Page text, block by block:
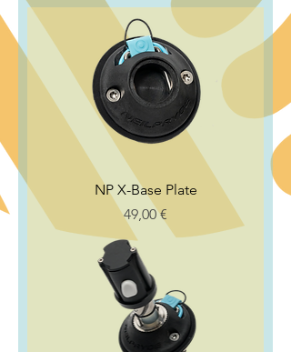
NP X-Base Plate
Preço
49,00 €